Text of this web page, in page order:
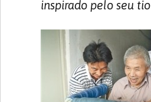
inspirado pelo seu tio